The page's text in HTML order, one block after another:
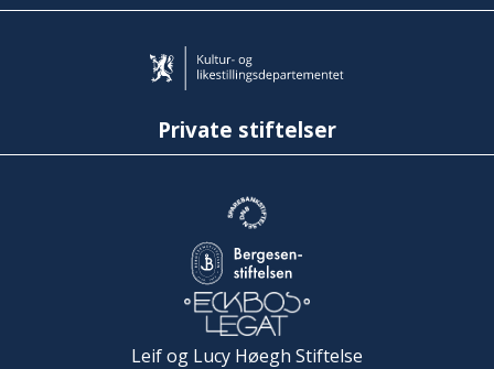
Private stiftelser
Leif og Lucy Høegh Stiftelse